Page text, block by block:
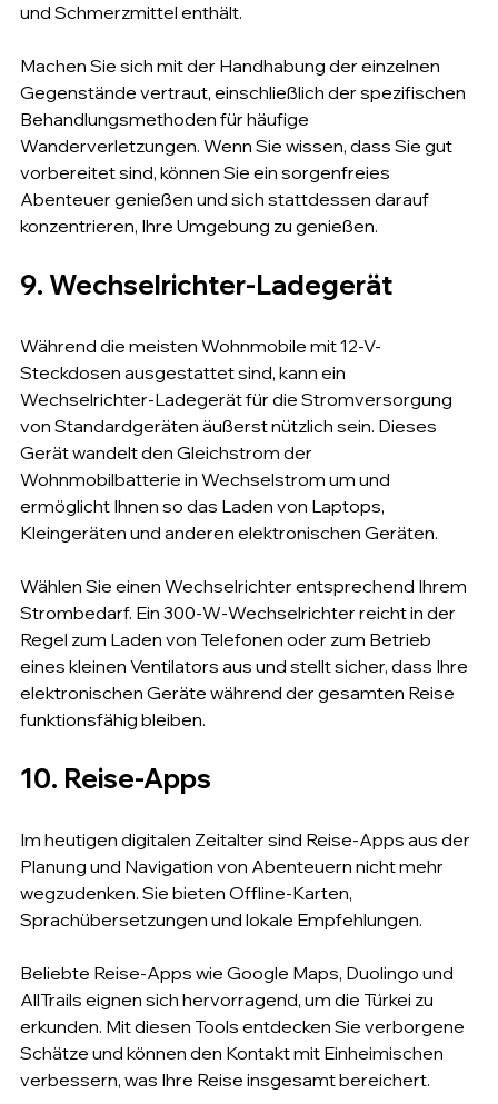
und Schmerzmittel enthält.
Machen Sie sich mit der Handhabung der einzelnen
Gegenstände vertraut, einschließlich der spezifischen
Behandlungsmethoden für häufige
Wanderverletzungen. Wenn Sie wissen, dass Sie gut
vorbereitet sind, können Sie ein sorgenfreies
Abenteuer genießen und sich stattdessen darauf
konzentrieren, Ihre Umgebung zu genießen.
9. Wechselrichter-Ladegerät
Während die meisten Wohnmobile mit 12-V-
Steckdosen ausgestattet sind, kann ein
Wechselrichter-Ladegerät für die Stromversorgung
von Standardgeräten äußerst nützlich sein. Dieses
Gerät wandelt den Gleichstrom der
Wohnmobilbatterie in Wechselstrom um und
ermöglicht Ihnen so das Laden von Laptops,
Kleingeräten und anderen elektronischen Geräten.
Wählen Sie einen Wechselrichter entsprechend Ihrem
Strombedarf. Ein 300-W-Wechselrichter reicht in der
Regel zum Laden von Telefonen oder zum Betrieb
eines kleinen Ventilators aus und stellt sicher, dass Ihre
elektronischen Geräte während der gesamten Reise
funktionsfähig bleiben.
10. Reise-Apps
Im heutigen digitalen Zeitalter sind Reise-Apps aus der
Planung und Navigation von Abenteuern nicht mehr
wegzudenken. Sie bieten Offline-Karten,
Sprachübersetzungen und lokale Empfehlungen.
Beliebte Reise-Apps wie Google Maps, Duolingo und
AllTrails eignen sich hervorragend, um die Türkei zu
erkunden. Mit diesen Tools entdecken Sie verborgene
Schätze und können den Kontakt mit Einheimischen
verbessern, was Ihre Reise insgesamt bereichert.